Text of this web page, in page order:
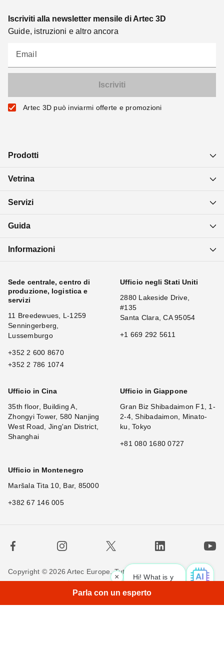
Hi! What is your request? 👀
×
Iscriviti alla newsletter mensile di Artec 3D
Guide, istruzioni e altro ancora
Email
Artec 3D può inviarmi offerte e promozioni
Prodotti
Vetrina
Servizi
Guida
Informazioni
Sede centrale, centro di
produzione, logistica e
servizi
11 Breedewues, L-1259
Senningerberg,
Lussemburgo
+352 2 600 8670
+352 2 786 1074
Ufficio negli Stati Uniti
2880 Lakeside Drive,
#135
Santa Clara, CA 95054
+1 669 292 5611
Ufficio in Cina
35th floor, Building A,
Zhongyi Tower, 580 Nanjing
West Road, Jing'an District,
Shanghai
Ufficio in Giappone
Gran Biz Shibadaimon F1, 1-
2-4, Shibadaimon, Minato-
ku, Tokyo
+81 080 1680 0727
Ufficio in Montenegro
Maršala Tita 10, Bar, 85000
+382 67 146 005
Copyright © 2026 Artec Europe. Tutti i diritti riservati.
Contattaci
Parla con un esperto